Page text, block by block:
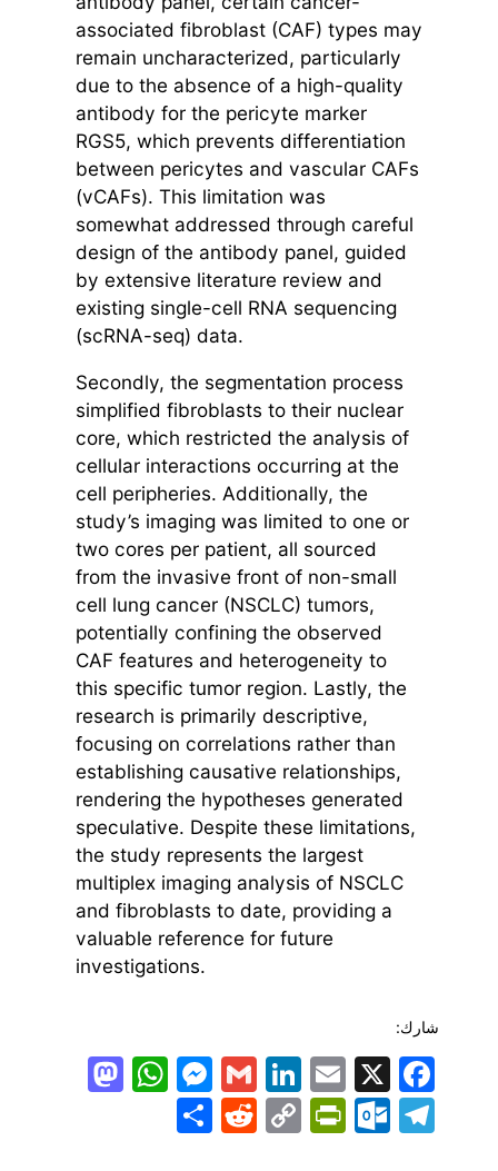
associated fibroblast (CAF) types may
remain uncharacterized, particularly
due to the absence of a high-quality
antibody for the pericyte marker
RGS5, which prevents differentiation
between pericytes and vascular CAFs
(vCAFs). This limitation was
somewhat addressed through careful
design of the antibody panel, guided
by extensive literature review and
existing single-cell RNA sequencing
(scRNA-seq) data.
Secondly, the segmentation process
simplified fibroblasts to their nuclear
core, which restricted the analysis of
cellular interactions occurring at the
cell peripheries. Additionally, the
study’s imaging was limited to one or
two cores per patient, all sourced
from the invasive front of non-small
cell lung cancer (NSCLC) tumors,
potentially confining the observed
CAF features and heterogeneity to
this specific tumor region. Lastly, the
research is primarily descriptive,
focusing on correlations rather than
establishing causative relationships,
rendering the hypotheses generated
speculative. Despite these limitations,
the study represents the largest
multiplex imaging analysis of NSCLC
and fibroblasts to date, providing a
valuable reference for future
investigations.
شارك:
Facebook
X
Email
LinkedIn
Gmail
Telegram
Outlook.com
PrintFriendly
Copy
Reddit
Share